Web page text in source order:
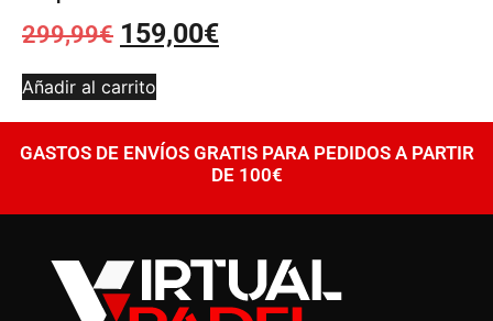
299,99€ 159,00€
Añadir al carrito
GASTOS DE ENVÍOS GRATIS PARA PEDIDOS A PARTIR
DE 100€